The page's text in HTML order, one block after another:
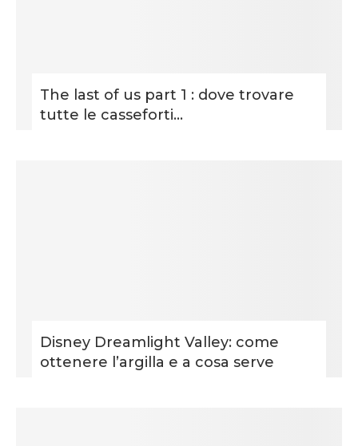
The last of us part 1 : dove trovare
tutte le casseforti...
Disney Dreamlight Valley: come
ottenere l’argilla e a cosa serve